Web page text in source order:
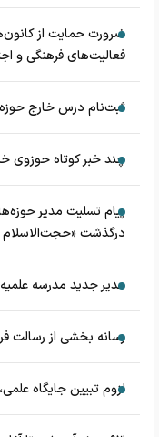
ضرورت حمایت از
فعالیت‌های فرهنگی و
ثبت‌نام درس خارج حوزه
چند خبر کوتاه حوزوی
پیام تسلیت مدیر
درگذشت
مدیر جدید مدرسه
رسانه بخشی از رسالت
لزوم تبیین جایگاه